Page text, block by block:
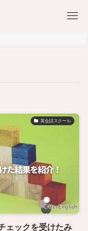
英会話スクール
ェックを受けたみ